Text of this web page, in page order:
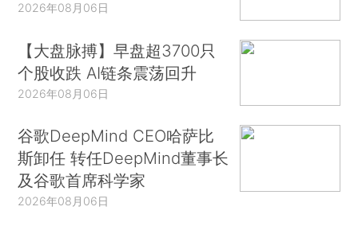
2026年08月06日
【大盘脉搏】早盘超3700只
个股收跌 AI链条震荡回升
2026年08月06日
谷歌DeepMind CEO哈萨比
斯卸任 转任DeepMind董事长
及谷歌首席科学家
2026年08月06日